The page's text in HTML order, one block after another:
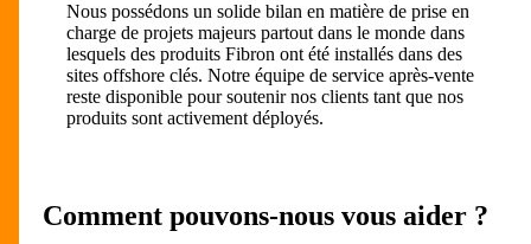
Nous possédons un solide bilan en matière de prise en
charge de projets majeurs partout dans le monde dans
lesquels des produits Fibron ont été installés dans des
sites offshore clés. Notre équipe de service après-vente
reste disponible pour soutenir nos clients tant que nos
produits sont activement déployés.
Comment pouvons-nous vous aider ?